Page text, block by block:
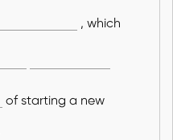
, which
of starting a new